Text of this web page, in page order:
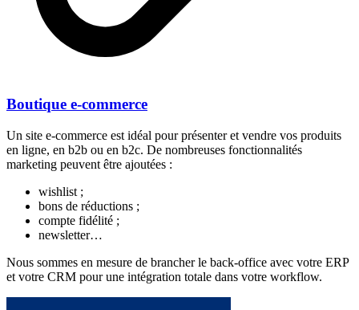
Boutique e-commerce
Un site e-commerce est idéal pour présenter et vendre vos produits
en ligne, en b2b ou en b2c. De nombreuses fonctionnalités
marketing peuvent être ajoutées :
wishlist ;
bons de réductions ;
compte fidélité ;
newsletter…
Nous sommes en mesure de brancher le back-office avec votre ERP
et votre CRM pour une intégration totale dans votre workflow.